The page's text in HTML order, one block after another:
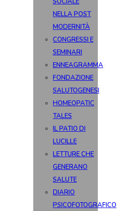
NELLA POST
MODERNITÀ
CONGRESSI E
SEMINARI
ENNEAGRAMMA
FONDAZIONE
SALUTOGENESI
HOMEOPATIC
TALES
IL PATIO DI
LUCILLE
LETTURE CHE
GENERANO
SALUTE
DIARIO
PSICOFOTOGRAFICO